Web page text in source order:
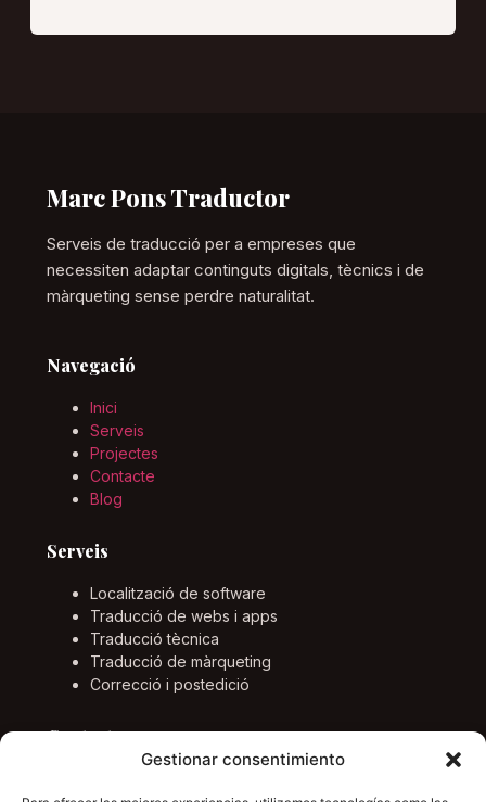
Gestionar consentimiento
Marc Pons Traductor
Serveis de traducció per a empreses que
necessiten adaptar continguts digitals, tècnics i de
màrqueting sense perdre naturalitat.
Navegació
Inici
Serveis
Projectes
Contacte
Blog
Serveis
Localització de software
Traducció de webs i apps
Traducció tècnica
Traducció de màrqueting
Correcció i postedició
Contacte